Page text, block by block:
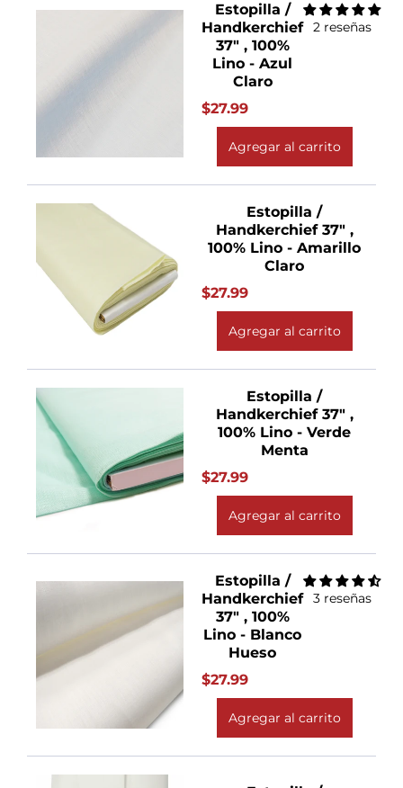
Estopilla /
Handkerchief
37" , 100%
Lino - Azul
Claro
2 reseñas
$27.99
Agregar al carrito
Estopilla /
Handkerchief 37" ,
100% Lino - Amarillo
Claro
$27.99
Agregar al carrito
Estopilla /
Handkerchief 37" ,
100% Lino - Verde
Menta
$27.99
Agregar al carrito
Estopilla /
Handkerchief
37" , 100%
Lino - Blanco
Hueso
3 reseñas
$27.99
Agregar al carrito